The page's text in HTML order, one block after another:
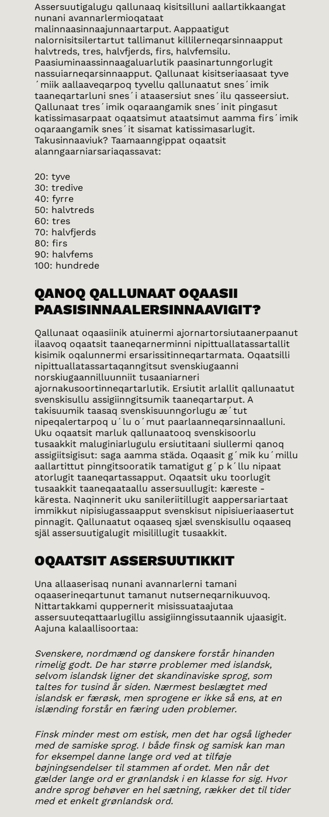
Assersuutigalugu qallunaaq kisitsilluni aallartikkaangat
nunani avannarlermioqataat
malinnaasinnaajunnaartarput. Aappaatigut
nalornisitsilertartut tallimanut killilerneqarsinnaapput
halvtreds, tres, halvfjerds, firs, halvfemsilu.
Paasiuminaassinnaagaluarlutik paasinartunngorlugit
nassuiarneqarsinnaapput. Qallunaat kisitseriaasaat tyve
´miik aallaaveqarpoq tyvellu qallunaatut snes´imik
taaneqartarluni snes´i ataasersiut snes´ilu qasseersiut.
Qallunaat tres´imik oqaraangamik snes´init pingasut
katissimasarpaat oqaatsimut ataatsimut aamma firs´imik
oqaraangamik snes´it sisamat katissimasarlugit.
Takusinnaaviuk? Taamaanngippat oqaatsit
alanngaarniarsariaqassavat:
20: tyve
30: tredive
40: fyrre
50: halvtreds
60: tres
70: halvfjerds
80: firs
90: halvfems
100: hundrede
QANOQ QALLUNAAT OQAASII
PAASISINNAALERSINNAAVIGIT?
Qallunaat oqaasiinik atuinermi ajornartorsiutaanerpaanut
ilaavoq oqaatsit taaneqarnerminni nipittuallatassartallit
kisimik oqalunnermi ersarissitinneqartarmata. Oqaatsilli
nipittuallatassartaqanngitsut svenskiugaanni
norskiugaannilluunniit tusaaniarneri
ajornakusoortinneqartarlutik. Ersiutit arlallit qallunaatut
svenskisullu assigiinngitsumik taaneqartarput. A
takisuumik taasaq svenskisuunngorlugu æ´tut
nipeqalertarpoq u´lu o´mut paarlaanneqarsinnaalluni.
Uku oqaatsit marluk qallunaatooq svenskisoorlu
tusaakkit maluginiarlugulu ersiutitaani siullermi qanoq
assigiitsigisut: saga aamma städa. Oqaasit g´mik ku´millu
aallartittut pinngitsooratik tamatigut g´p k´llu nipaat
atorlugit taaneqartassapput. Oqaatsit uku toorlugit
tusaakkit taaneqaataallu assersuullugit: kæreste -
käresta. Naqinnerit uku sanileriitillugit aappersariartaat
immikkut nipisiugassaapput svenskisut nipisiueriaasertut
pinnagit. Qallunaatut oqaaseq sjæl svenskisullu oqaaseq
själ assersuutigalugit misilillugit tusaakkit.
OQAATSIT ASSERSUUTIKKIT
Una allaaserisaq nunani avannarlerni tamani
oqaaserineqartunut tamanut nutserneqarnikuuvoq.
Nittartakkami quppernerit misissuataajutaa
assersuuteqattaarlugillu assigiinngissutaannik ujaasigit.
Aajuna kalaallisoortaa:
Svenskere, nordmænd og danskere forstår hinanden
rimelig godt. De har større problemer med islandsk,
selvom islandsk ligner det skandinaviske sprog, som
taltes for tusind år siden. Nærmest beslægtet med
islandsk er færøsk, men sprogene er ikke så ens, at en
islænding forstår en færing uden problemer.
Finsk minder mest om estisk, men det har også ligheder
med de samiske sprog. I både finsk og samisk kan man
for eksempel danne lange ord ved at tilføje
bøjningsendelser til stammen af ordet. Men når det
gælder lange ord er grønlandsk i en klasse for sig. Hvor
andre sprog behøver en hel sætning, rækker det til tider
med et enkelt grønlandsk ord.